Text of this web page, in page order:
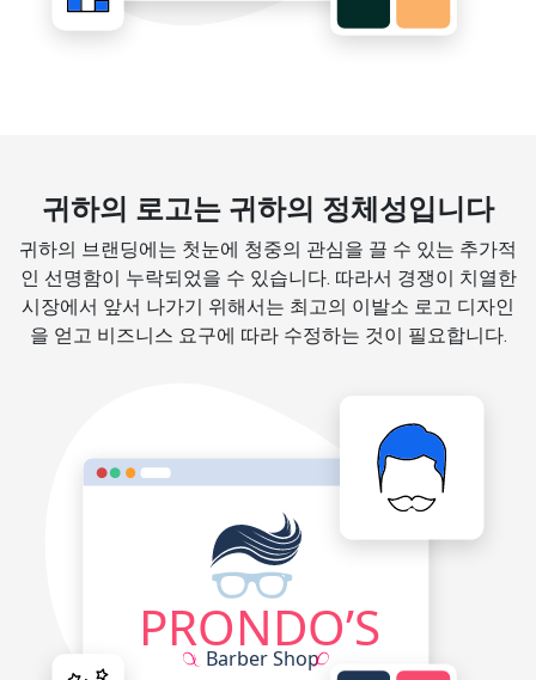
귀하의 로고는 귀하의 정체성입니다
귀하의 브랜딩에는 첫눈에 청중의 관심을 끌 수 있는 추가적
인 선명함이 누락되었을 수 있습니다. 따라서 경쟁이 치열한
시장에서 앞서 나가기 위해서는 최고의 이발소 로고 디자인
을 얻고 비즈니스 요구에 따라 수정하는 것이 필요합니다.